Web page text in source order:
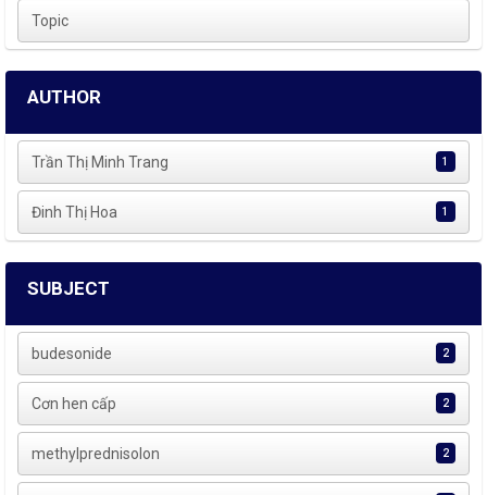
Topic
AUTHOR
Trần Thị Minh Trang 1
Đinh Thị Hoa 1
SUBJECT
budesonide 2
Cơn hen cấp 2
methylprednisolon 2